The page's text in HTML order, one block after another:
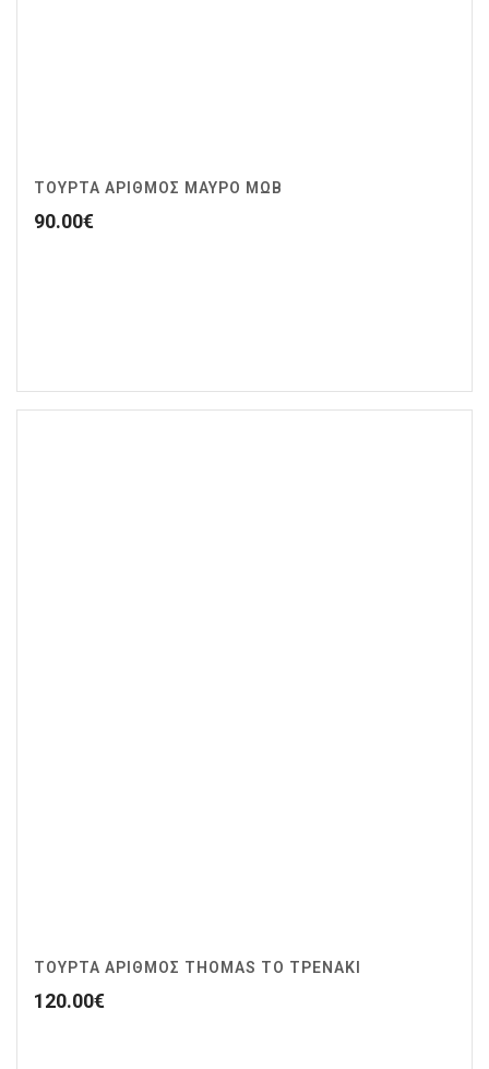
ΤΟΥΡΤΑ ΑΡΙΘΜΟΣ ΜΑΥΡΟ ΜΩΒ
90.00€
ΤΟΥΡΤΑ ΑΡΙΘΜΟΣ THOMAS ΤΟ ΤΡΕΝΑΚΙ
120.00€